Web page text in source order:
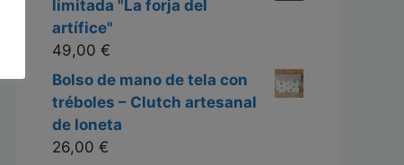
limitada "La forja del
artífice"
49,00 €
Bolso de mano de tela con
tréboles – Clutch artesanal
de loneta
26,00 €